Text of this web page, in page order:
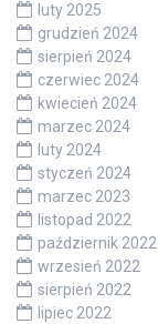
luty 2025
grudzień 2024
sierpień 2024
czerwiec 2024
kwiecień 2024
marzec 2024
luty 2024
styczeń 2024
marzec 2023
listopad 2022
październik 2022
wrzesień 2022
sierpień 2022
lipiec 2022